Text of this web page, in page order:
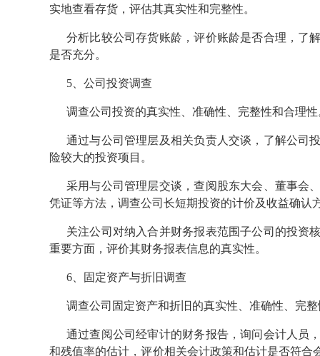
实地查看存货，评估其真实性和完整性。
分析比较公司存货账龄，评价账龄是否合理，了
是否充分。
5、公司投资调查
调查公司投资的真实性、准确性、完整性和合理性
通过与公司管理层及相关负责人交谈，了解公司
险较大的投资项目。
采用与公司管理层交谈，查阅股东大会、董事会
凭证等方法，调查公司长短期投资的计价及收益确认
关注公司对纳入合并财务报表范围子公司的投资
重要方面，评价其财务报表信息的真实性。
6、固定资产与折旧调查
调查公司固定资产和折旧的真实性、准确性、完
通过查阅公司经审计的财务报告，询问会计人员
和残值率的估计，评价相关会计政策和估计是否符